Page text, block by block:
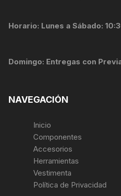
Horario: Lunes a Sábado:
Domingo: Entregas con
NAVEGACIÓN
Inicio
Componentes
Accesorios
Herramientas
Vestimenta
Política de Privacidad